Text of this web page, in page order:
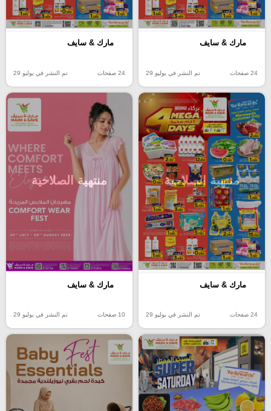
مارك & سايف
24 صفحات تم النشر في يوليو 29
مارك & سايف
24 صفحات تم النشر في يوليو 29
منتهية الصلاحية
مارك & سايف
24 صفحات تم النشر في يوليو 29
منتهية الصلاحية
مارك & سايف
10 صفحات تم النشر في يوليو 29